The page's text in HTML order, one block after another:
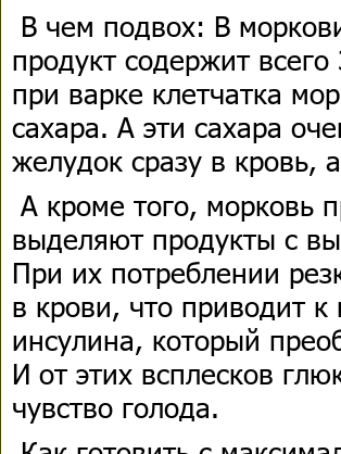
В чем подвох: В
продукт содержит
при варке клетчатка
сахара. А эти сахара
желудок сразу в кровь,
А кроме того, морковь
выделяют продукты с
При их потреблении
в крови, что приводит к
инсулина, который
И от этих всплесков
чувство голода.